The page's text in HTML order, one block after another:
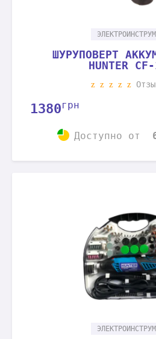
ШУРУПОВЕРТ
HUNTER
1380грн
Доступно от